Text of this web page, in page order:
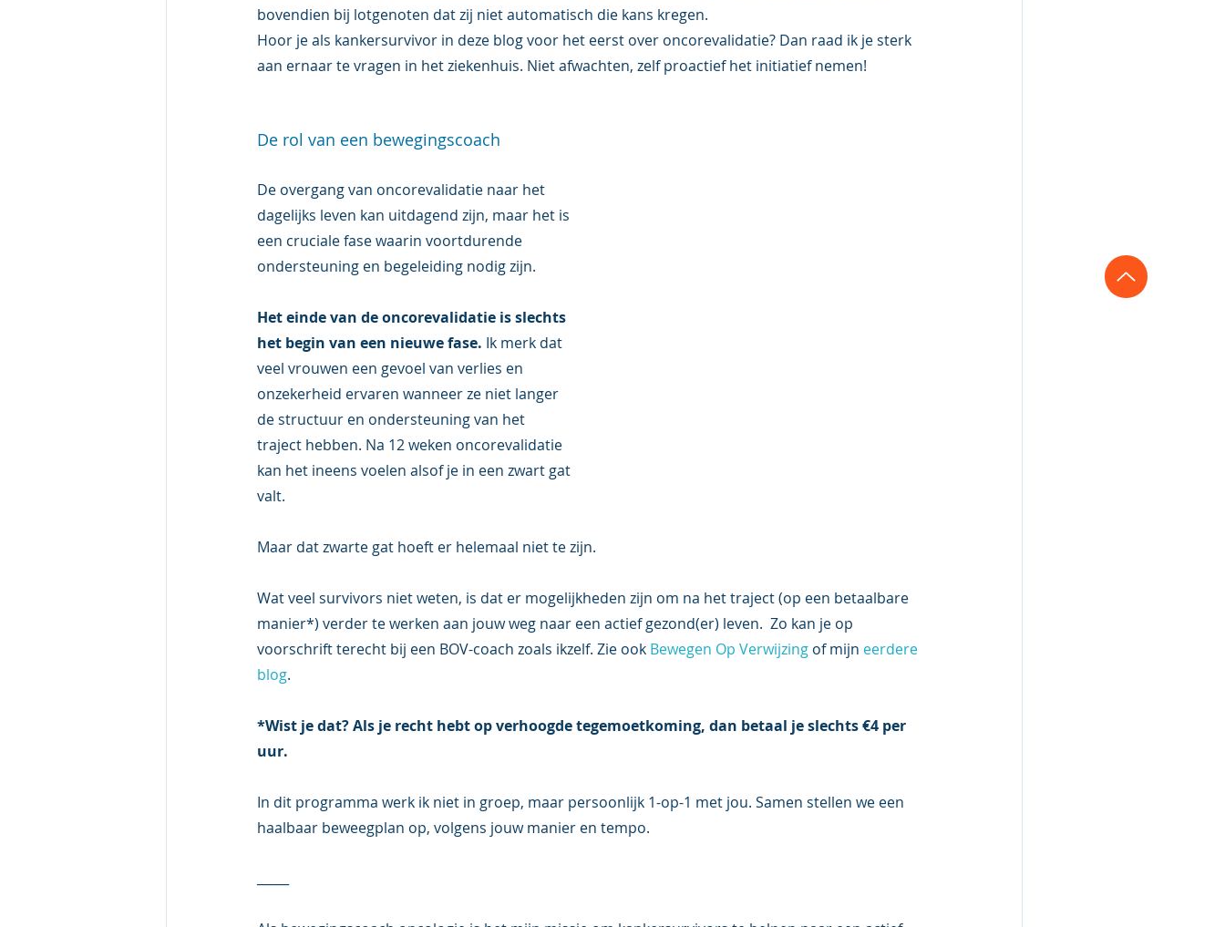
bovendien bij lotgenoten dat zij niet automatisch die kans kregen.
Hoor je als kankersurvivor in deze blog voor het eerst over oncorevalidatie? Dan raad ik je sterk
aan ernaar te vragen in het ziekenhuis. Niet afwachten, zelf proactief het initiatief nemen!
De rol van een bewegingscoach
De overgang van oncorevalidatie naar het
dagelijks leven kan uitdagend zijn, maar het is
een cruciale fase waarin voortdurende
ondersteuning en begeleiding nodig zijn.
Het einde van de oncorevalidatie is slechts
het begin van een nieuwe fase. Ik merk dat
veel vrouwen een gevoel van verlies en
onzekerheid ervaren wanneer ze niet langer
de structuur en ondersteuning van het
traject hebben. Na 12 weken oncorevalidatie
kan het ineens voelen alsof je in een zwart gat
valt.
Maar dat zwarte gat hoeft er helemaal niet te zijn.
Wat veel survivors niet weten, is dat er mogelijkheden zijn om na het traject (op een betaalbare
manier*) verder te werken aan jouw weg naar een actief gezond(er) leven.  Zo kan je op
voorschrift terecht bij een BOV-coach zoals ikzelf. Zie ook Bewegen Op Verwijzing of mijn eerdere
blog.
*Wist je dat? Als je recht hebt op verhoogde tegemoetkoming, dan betaal je slechts €4 per
uur.
In dit programma werk ik niet in groep, maar persoonlijk 1-op-1 met jou. Samen stellen we een
haalbaar beweegplan op, volgens jouw manier en tempo.